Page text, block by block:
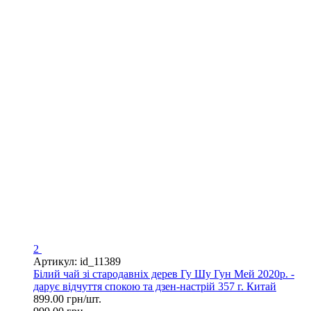
2
Артикул: id_11389
Білий чай зі стародавніх дерев Гу Шу Гун Мей 2020р. -
дарує відчуття спокою та дзен-настрій 357 г. Китай
899.00 грн/шт.